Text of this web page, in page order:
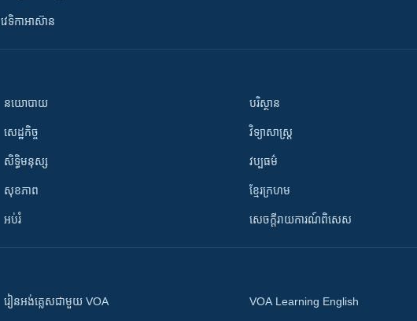
វេទិកា​អាស៊ាន
នយោបាយ
សេដ្ឋកិច្ច
សិទ្ធិមនុស្ស
សុខភាព
អប់រំ
បរិស្ថាន
វិទ្យាសាស្រ្ត
វប្បធម៌
ខ្មែរក្រហម
សេចក្តីរាយការណ៍ពិសេស
រៀន​​​​​​អង់គ្លេស​​ជាមួយ VOA VOA Learning English